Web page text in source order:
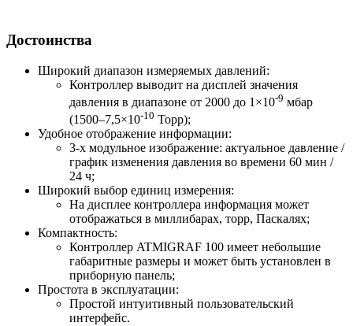
Достоинства
Широкий диапазон измеряемых давлений:
Контроллер выводит на дисплей значения
давления в диапазоне от 2000 до 1×10-9 мбар
(1500–7,5×10-10 Торр);
Удобное отображение информации:
3-х модульное изображение: актуальное давление /
график изменения давления во времени 60 мин /
24 ч;
Широкий выбор единиц измерения:
На дисплее контроллера информация может
отображаться в миллибарах, торр, Паскалях;
Компактность:
Контроллер ATMIGRAF 100 имеет небольшие
габаритные размеры и может быть установлен в
приборную панель;
Простота в эксплуатации:
Простой интуитивный пользовательский
интерфейс.